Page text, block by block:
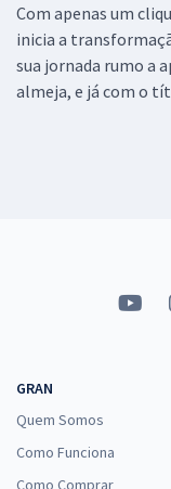
Com apenas um
inicia a
sua jornada rumo a
almeja, e já com o
GRAN
Quem Somos
Como Funciona
Como Comprar